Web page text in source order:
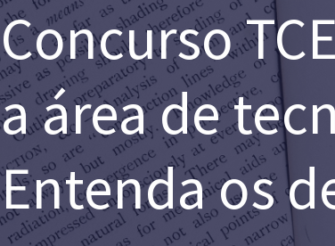
Concurso
a área de
Entenda os